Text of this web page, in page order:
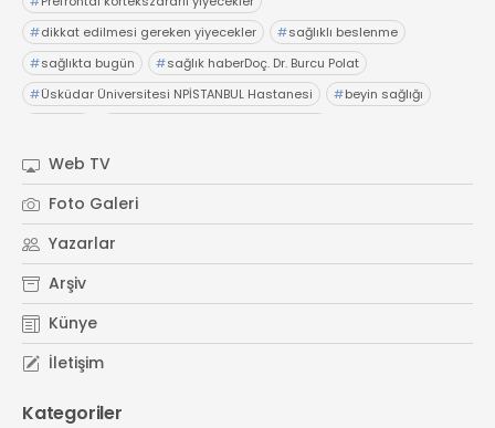
#dikkat edilmesi gereken yiyecekler #sağlıklı beslenme
#sağlıkta bugün #sağlık haberDoç. Dr. Burcu Polat
#Üsküdar Üniversitesi NPİSTANBUL Hastanesi #beyin sağlığı
# Anadolu Sağlık Merkezi
#abdominofrenik dissinerjiAcıbadem Fulya Hastanesi
# sağlıkta bugün
Web TV
Foto Galeri
Yazarlar
Arşiv
Künye
İletişim
Kategoriler